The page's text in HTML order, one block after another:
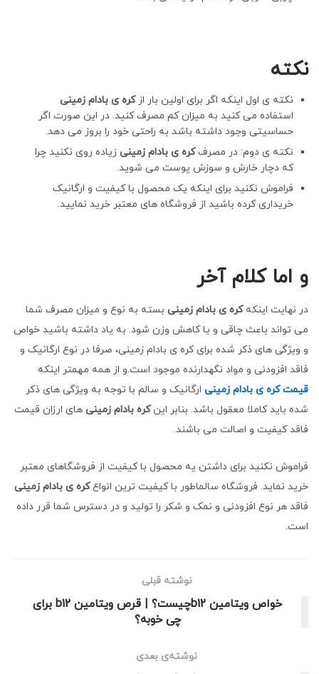
نکته
نکته ی اول اینکه اگر برای اولین بار ازکره ی بادام زمینی
استفاده می کنید به میزان کم مصرف کنید. در این صورت اگر
حساسیتی وجود داشته باشد به راحتی خود را بروز می دهد.
نکته ی دوم: در مصرفکره ی بادام زمینی زیاده روی نکنید چرا
که دچار خارش و سوزش پوست می شوید.
فراموش نکنید برای اینکه یک محصول با کیفیت و ارگانیک
خریداری کرده باشید از فروشگاه های معتبر خرید نمایید.
و اما کلام آخر
در نهایت اینکه کره ی بادام زمینی بسته به نوع و میزان مصرف شما
می تواند باعث چاقی و یا کاهش وزن شود. به یاد داشته باشید خواص
و ویژگی های ذکر شده برای کره ی بادام زمینی، صرفا در نوع ارگانیک و
فاقد افزودنی و مواد نگهدارنده موجود است.و از همه مهمتر اینکه
قیمت کره ی بادام زمینی ارگانیک و سالم با توجه به ویژگی های ذکر
شده باید کاملا معقول باشد. بنابر اینکره بادام زمینی های ارزان قیمت
فاقد کیفیت و اصالت می باشند.
فراموش نکنید برای داشتن یه محصول با کیفیت از فروشگاهای معتبر
خرید نماید. فروشگاه سالماطور با کیفیت ترین انواعکره ی بادام زمینی
فاقد هر نوع افزودنی و نمک و شکر را تولید و در دسترس شما قرر داده
است.
نوشته قبلی
خواص ویتامین b12چیست؟ | قرص ویتامین b12 برای
چی خوبه؟
نوشته‌ی بعدی